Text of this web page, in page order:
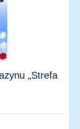
„Strefa